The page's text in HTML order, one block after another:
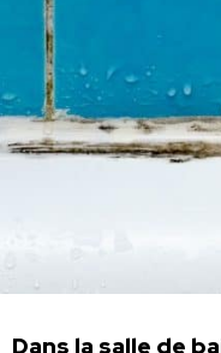
Dans la salle de